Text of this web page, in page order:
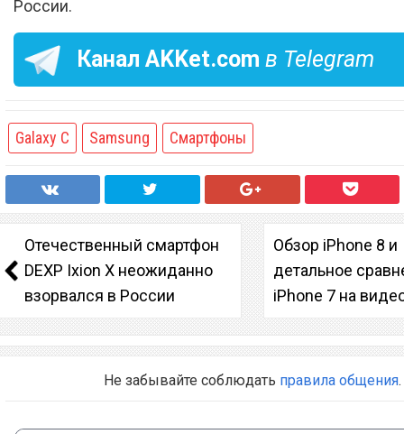
России.
Канал AKKet.com в Telegram
Galaxy C Samsung Смартфоны
Отечественный смартфон
DEXP Ixion X неожиданно
взорвался в России
Обзор iPhone 8 и
детальное
iPhone 7 на
Не забывайте соблюдать правила общения.